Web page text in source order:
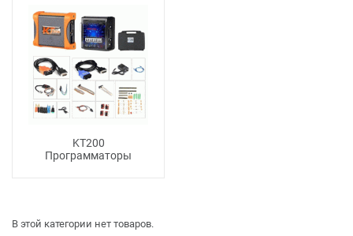
KT200
Программаторы
В этой категории нет товаров.